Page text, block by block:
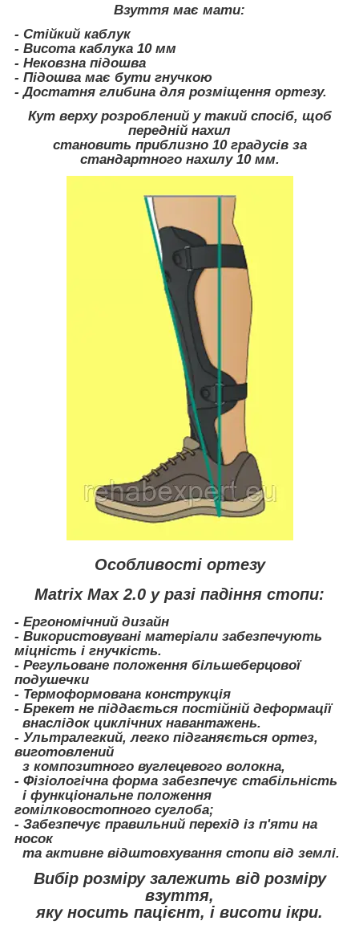
Взуття має мати:
- Стійкий каблук
- Висота каблука 10 мм
- Нековзна підошва
- Підошва має бути гнучкою
- Достатня глибина для розміщення ортезу.
Кут верху розроблений у такий спосіб, щоб
передній нахил
становить приблизно 10 градусів за
стандартного нахилу 10 мм.
Особливості ортезу
Matrix Max 2.0 у разі падіння стопи:
- Ергономічний дизайн
- Використовувані матеріали забезпечують
міцність і гнучкість.
- Регульоване положення більшеберцової
подушечки
- Термоформована конструкція
- Брекет не піддається постійній деформації
внаслідок циклічних навантажень.
- Ультралегкий, легко підганяється ортез,
виготовлений
з композитного вуглецевого волокна,
- Фізіологічна форма забезпечує стабільність
і функціональне положення
гомілковостопного суглоба;
- Забезпечує правильний перехід із п'яти на
носок
та активне відштовхування стопи від землі.
Вибір розміру залежить від розміру
взуття,
яку носить пацієнт, і висоти ікри.